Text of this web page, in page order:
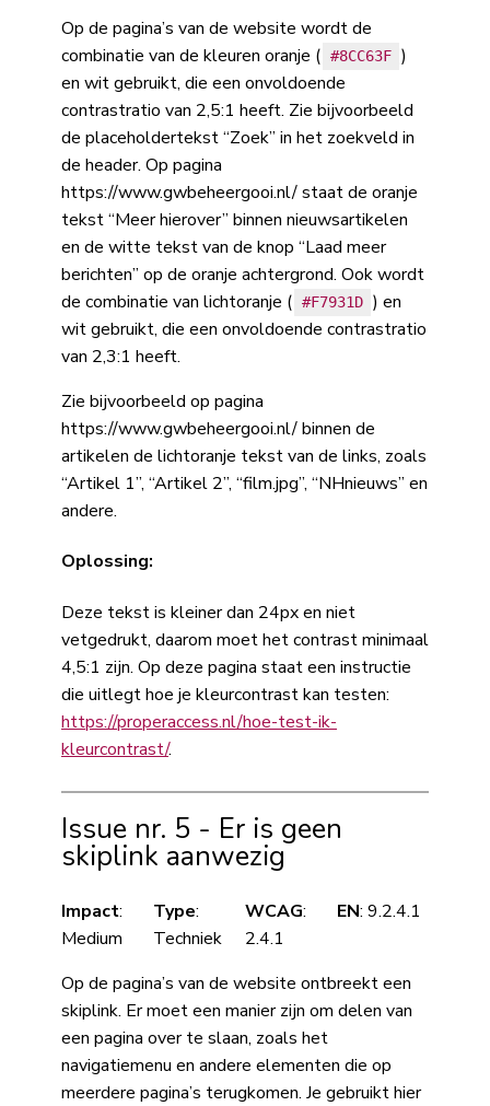
Op de pagina’s van de website wordt de
combinatie van de kleuren oranje ( #8CC63F )
en wit gebruikt, die een onvoldoende
contrastratio van 2,5:1 heeft. Zie bijvoorbeeld
de placeholdertekst “Zoek” in het zoekveld in
de header. Op pagina
https://www.gwbeheergooi.nl/ staat de oranje
tekst “Meer hierover” binnen nieuwsartikelen
en de witte tekst van de knop “Laad meer
berichten” op de oranje achtergrond. Ook wordt
de combinatie van lichtoranje ( #F7931D ) en
wit gebruikt, die een onvoldoende contrastratio
van 2,3:1 heeft.
Zie bijvoorbeeld op pagina
https://www.gwbeheergooi.nl/ binnen de
artikelen de lichtoranje tekst van de links, zoals
“Artikel 1”, “Artikel 2”, “film.jpg”, “NHnieuws” en
andere.
Oplossing:
Deze tekst is kleiner dan 24px en niet
vetgedrukt, daarom moet het contrast minimaal
4,5:1 zijn. Op deze pagina staat een instructie
die uitlegt hoe je kleurcontrast kan testen:
https://properaccess.nl/hoe-test-ik-
kleurcontrast/.
Issue nr. 5 - Er is geen
skiplink aanwezig
Impact:
Medium
Type:
Techniek
WCAG:
2.4.1
EN: 9.2.4.1
Op de pagina’s van de website ontbreekt een
skiplink. Er moet een manier zijn om delen van
een pagina over te slaan, zoals het
navigatiemenu en andere elementen die op
meerdere pagina’s terugkomen. Je gebruikt hier